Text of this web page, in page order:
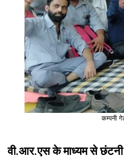
कम्पनी
वी.आर.एस के माध्यम से